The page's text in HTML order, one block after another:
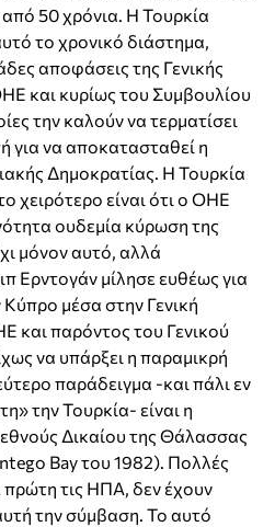
50 χρόνια. Η Τουρκία
το χρονικό διάστημα,
αποφάσεις της Γενικής
και κυρίως του Συμβουλίου
την καλούν να τερματίσει
για να αποκατασταθεί η
Δημοκρατίας. Η Τουρκία
χειρότερο είναι ότι ο ΟΗΕ
ουδεμία κύρωση της
μόνον αυτό, αλλά
Ερντογάν μίλησε ευθέως για
μέσα στην Γενική
και παρόντος του Γενικού
να υπάρξει η παραμικρή
παράδειγμα -και πάλι εν
την Τουρκία- είναι η
Δικαίου της Θάλασσας
Bay του 1982). Πολλές
πρώτη τις ΗΠΑ, δεν έχουν
την σύμβαση. Το αυτό